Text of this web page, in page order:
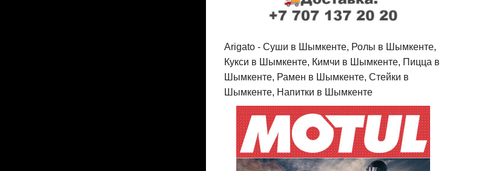
Arigato - Cуши в Шымкенте, Ролы в Шымкенте,
Кукси в Шымкенте, Кимчи в Шымкенте, Пицца в
Шымкенте, Рамен в Шымкенте, Стейки в
Шымкенте, Напитки в Шымкенте